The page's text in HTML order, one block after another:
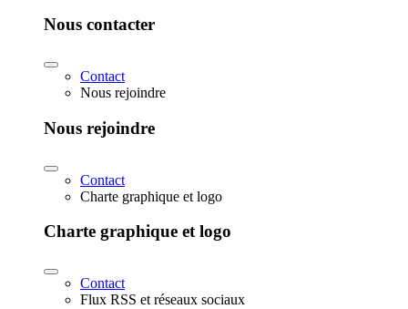
Nous contacter
Contact
Nous rejoindre
Nous rejoindre
Contact
Charte graphique et logo
Charte graphique et logo
Contact
Flux RSS et réseaux sociaux